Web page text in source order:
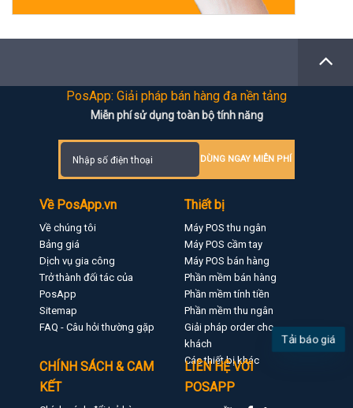
Tải báo giá
PosApp: Giải pháp bán hàng đa nền tảng
Miễn phí sử dụng toàn bộ tính năng
DÙNG NGAY MIỄN PHÍ
Về PosApp.vn
Về chúng tôi
Bảng giá
Dịch vụ gia công
Trở thành đối tác của
PosApp
Sitemap
FAQ - Câu hỏi thường gặp
Thiết bị
Máy POS thu ngân
Máy POS cầm tay
Máy POS bán hàng
Phần mềm bán hàng
Phần mềm tính tiền
Phần mềm thu ngân
Giải pháp order cho
khách
Các thiết bị khác
CHÍNH SÁCH & CAM
KẾT
LIÊN HỆ VỚI
POSAPP